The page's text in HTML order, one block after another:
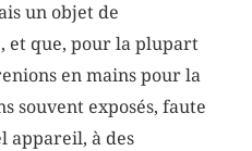
un objet de
et que, pour la plupart
en mains pour la
souvent exposés, faute
appareil, à des